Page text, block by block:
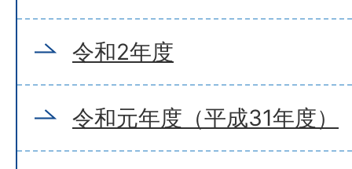
令和2年度
令和元年度（平成31年度）